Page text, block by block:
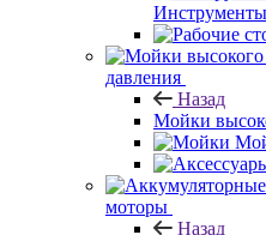
Инструменты
давления
Назад
Мойки
моторы
Назад